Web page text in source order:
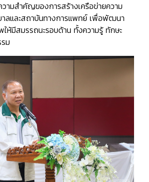
ามสำคัญของการสร้างเครือข่ายความ
ลและสถาบันทางการแพทย์ เพื่อพัฒนา
ห้มีสมรรถนะรอบด้าน ทั้งความรู้ ทักษะ
ม